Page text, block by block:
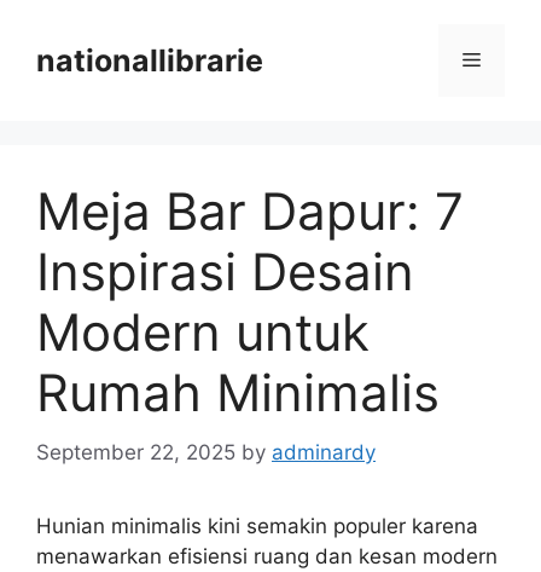
contentnationallibrarie Menu
Meja Bar Dapur: 7
Inspirasi Desain
Modern untuk
Rumah Minimalis
September 22, 2025 by adminardy
Hunian minimalis kini semakin populer karena
menawarkan efisiensi ruang dan kesan modern